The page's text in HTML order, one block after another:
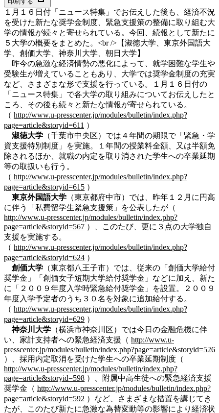
１月１６日付「ニュース特集」でお伝えした後も、経済不況
を受けた新たな奨学金制度、緊急支援策の整備に取り組む大
学の情報が続々と寄せられている。今回、続報として新たに
５大学の概要をまとめた。<br />【淑徳大学、東京外国語大
学、創価大学、神奈川大学、朝日大学】
昨今の急激な経済情勢の悪化によって、就学困難な学生や
受験生が増えていることもあり、大学では奨学金制度の充実
など、さまざまな形で支援を行っている。１月１６日付の
「ニュース特集」で各大学の取り組みについてお伝えしたと
ころ、その後も続々と新たな情報が寄せられている。
（ http://www.u-presscenter.jp/modules/bulletin/index.php?
page=article&storyid=611 ）
淑徳大学 （千葉市中央区）では４年間の期限で「緊急・学
資支援特別制度」を実施。１年間の授業料全額、又は半額免
除されるほか、就職の内定を取り消された学生への卒業延期
等の取扱いも行う。
（ http://www.u-presscenter.jp/modules/bulletin/index.php?
page=article&storyid=615 ）
東京外国語大学 （東京都府中市）では、昨年１２月に円高
に伴う「私費留学生緊急支援策」を公表したが（
http://www.u-presscenter.jp/modules/bulletin/index.php?
page=article&storyid=567 ）、このたび、更に３点の大学独自
支援を実施する。
（ http://www.u-presscenter.jp/modules/bulletin/index.php?
page=article&storyid=624 ）
創価大学 （東京都八王子市）では、従来の「創価大学給付
奨学金」「創価女子短期大学給付奨学金」などに加え、新た
に「２００９年度入学時緊急給付奨学金」を設置。２００９
年度入学予定者のうち３０名を対象に追加給付する。
（ http://www.u-presscenter.jp/modules/bulletin/index.php?
page=article&storyid=629 ）
神奈川大学 （横浜市神奈川区）では今日の金融危機に伴
い、家計支持者への緊急経済支援（ http://www.u-
presscenter.jp/modules/bulletin/index.php?page=article&storyid=526
）、採用内定取消を受けた学生への卒業延期制度（
http://www.u-presscenter.jp/modules/bulletin/index.php?
page=article&storyid=598 ）、附属中高生徒への緊急経済支援
奨学金（ http://www.u-presscenter.jp/modules/bulletin/index.php?
page=article&storyid=592 ）など、さまざまな措置を講じてき
たが、このたび新たに急激な為替変動等の影響により経済状